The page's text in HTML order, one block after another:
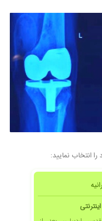
۱۴۰۰/۰۱/۱۸
۱۴۰۰/۰۲/۱۵
۱۴۰۰/۰۹/۱۰
محترم و پرانرژی هستن ۱۳۹۹/۱۱/۲۹
۱۴۰۰/۰۴/۲۳
زانو دارم بعداز
عمل تعویض مفصل هر
۱۴۰۴/۰۸/۰۲
خوب بود
دست داشتم ودرد
در دوختن ونوشتن
وبا تشخیص به موقع
شدم واینک هیچگونه درد درهیچ
انتخاب نمایید: